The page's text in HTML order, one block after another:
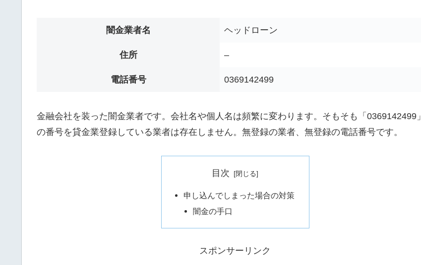
闇金業者名 ヘッドローン
住所 –
電話番号 0369142499
金融会社を装った闇金業者です。会社名や個人名は頻繁に変わります。そもそも「0369142499」
の番号を貸金業登録している業者は存在しません。無登録の業者、無登録の電話番号です。
目次
申し込んでしまった場合の対策
闇金の手口
スポンサーリンク